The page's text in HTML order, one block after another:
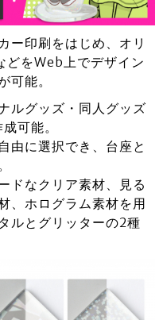
ー印刷をはじめ、オリ
どをWeb上でデザイン
可能。
ルグッズ・同人グッズ
可能。
由に選択でき、台座と
ドなクリア素材、見る
、ホログラム素材を用
ルとグリッターの2種